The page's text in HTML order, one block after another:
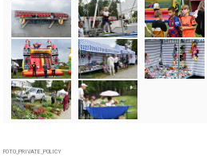
FOTO_PRIVATE_POLICY